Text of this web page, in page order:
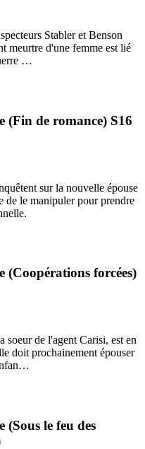
Stabler et Benson
meurtre d'une femme est lié
…
(Fin de romance) S16
sur la nouvelle épouse
de le manipuler pour prendre
(Coopérations forcées)
soeur de l'agent Carisi, est en
doit prochainement épouser
…
(Sous le feu des